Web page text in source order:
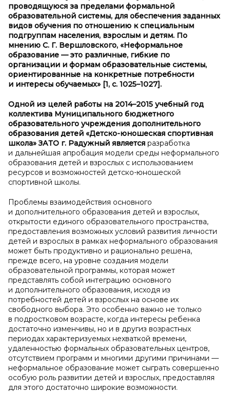
проводящуюся за пределами формальной
образовательной системы, для обеспечения заданных
видов обучения по отношению к специальным
подгруппам населения, взрослым и детям. По
мнению С. Г. Вершловского, «Неформальное
образование — это различные, гибкие по
организации и формам образовательные системы,
ориентированные на конкретные потребности
и интересы обучаемых» [1, с. 1025–1027].
Одной из целей работы на 2014–2015 учебный год
коллектива Муниципального бюджетного
образовательного учреждения дополнительного
образования детей «Детско-юношеская спортивная
школа» ЗАТО г. Радужный является разработка
и дальнейшая апробация модели среды неформального
образования детей и взрослых с использованием
ресурсов и возможностей детско-юношеской
спортивной школы.
Проблемы взаимодействия основного
и дополнительного образования детей и взрослых,
открытости единого образовательного пространства,
предоставления возможных условий развития личности
детей и взрослых в рамках неформального образования
может быть продуктивно и рационально решена,
прежде всего, на уровне создания модели
образовательной программы, которая может
представлять собой интеграцию основного
и дополнительного образования, исходя из
потребностей детей и взрослых на основе их
свободного выбора. Это особенно важно не только
в подростковом возрасте, когда интересы ребенка
достаточно изменчивы, но и в другиз возрастных
периодах характеризуемых нехваткой времени,
удаленностью формальных образовательных центров,
отсутствием программ и многими другими причинами —
неформальное образование может сыграть совершенно
особую роль развитии детей и взрослых, предоставляя
для этого достаточно широкие возможности.